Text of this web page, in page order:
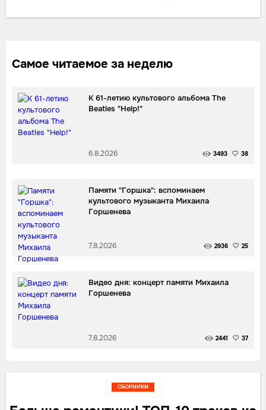
Самое читаемое за неделю
К 61-летию культового альбома The
Beatles "Help!"
6.8.2026 3493 38
Памяти "Горшка": вспоминаем
культового музыканта Михаила
Горшенева
7.8.2026 2936 25
Видео дня: концерт памяти Михаила
Горшенева
7.8.2026 2441 37
СБОРНИКИ